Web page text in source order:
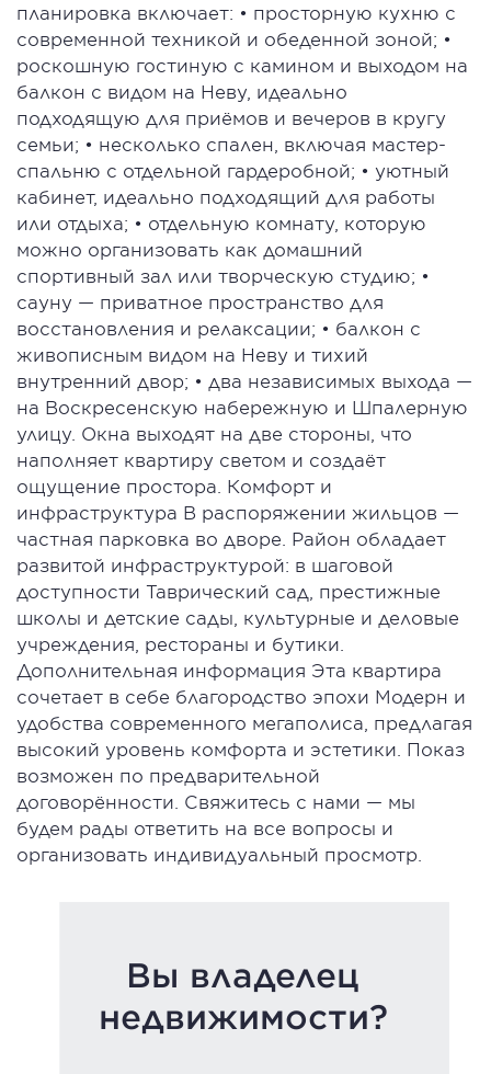
планировка включает: • просторную кухню с
современной техникой и обеденной зоной; •
роскошную гостиную с камином и выходом на
балкон с видом на Неву, идеально
подходящую для приёмов и вечеров в кругу
семьи; • несколько спален, включая мастер-
спальню с отдельной гардеробной; • уютный
кабинет, идеально подходящий для работы
или отдыха; • отдельную комнату, которую
можно организовать как домашний
спортивный зал или творческую студию; •
сауну — приватное пространство для
восстановления и релаксации; • балкон с
живописным видом на Неву и тихий
внутренний двор; • два независимых выхода —
на Воскресенскую набережную и Шпалерную
улицу. Окна выходят на две стороны, что
наполняет квартиру светом и создаёт
ощущение простора. Комфорт и
инфраструктура В распоряжении жильцов —
частная парковка во дворе. Район обладает
развитой инфраструктурой: в шаговой
доступности Таврический сад, престижные
школы и детские сады, культурные и деловые
учреждения, рестораны и бутики.
Дополнительная информация Эта квартира
сочетает в себе благородство эпохи Модерн и
удобства современного мегаполиса, предлагая
высокий уровень комфорта и эстетики. Показ
возможен по предварительной
договорённости. Свяжитесь с нами — мы
будем рады ответить на все вопросы и
организовать индивидуальный просмотр.
Вы владелец
недвижимости?